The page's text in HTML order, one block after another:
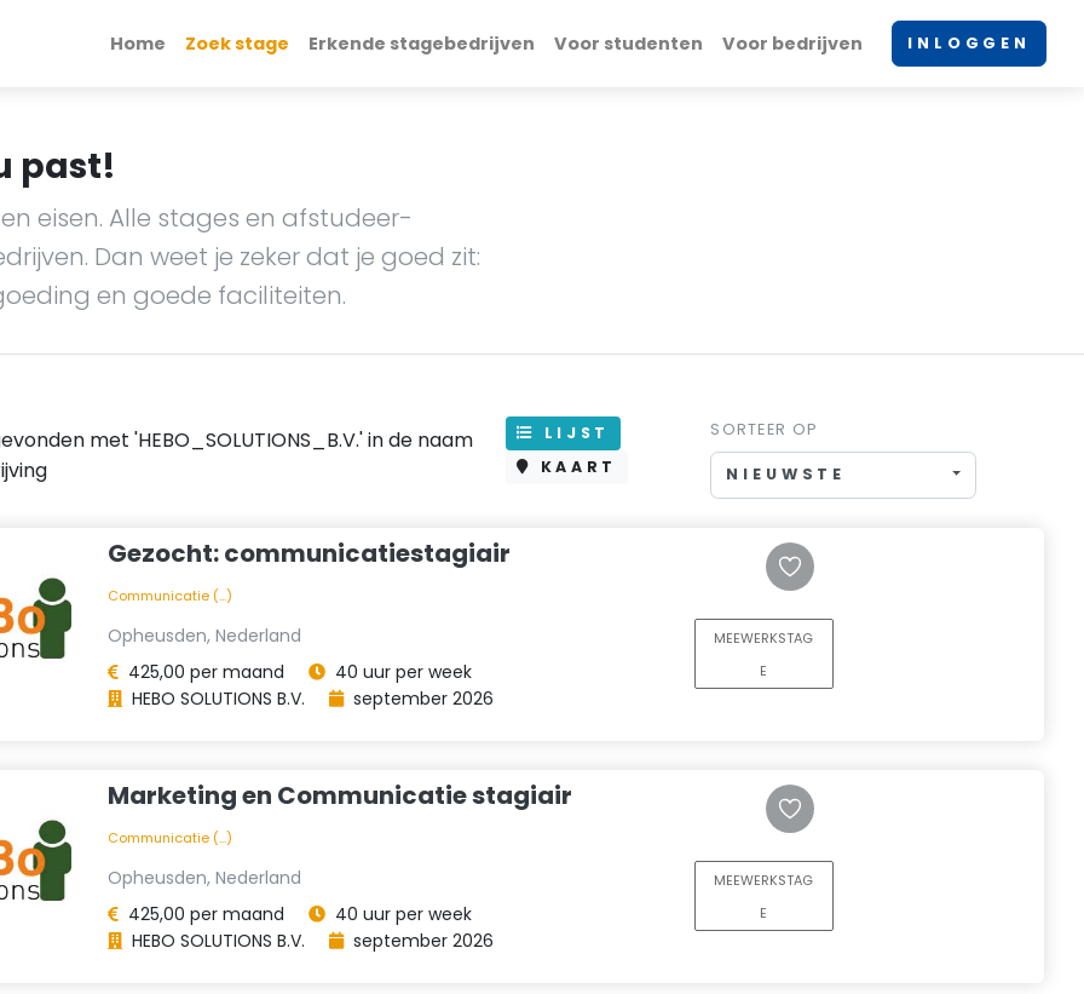
Home Zoek stage Erkende stagebedrijven Voor studenten Voor bedrijven INLOGGEN
past!
eisen. Alle stages en afstudeer-
Dan weet je zeker dat je goed zit:
en goede faciliteiten.
met 'HEBO_SOLUTIONS_B.V.' in de naam
LIJST
KAART
SORTEER OP
NIEUWSTE
Gezocht: communicatiestagiair
Communicatie (...)
Opheusden, Nederland
425,00 per maand
40 uur per week
HEBO SOLUTIONS B.V.
september 2026
MEEWERKSTAG
E
Marketing en Communicatie stagiair
Communicatie (...)
Opheusden, Nederland
425,00 per maand
40 uur per week
HEBO SOLUTIONS B.V.
september 2026
MEEWERKSTAG
E